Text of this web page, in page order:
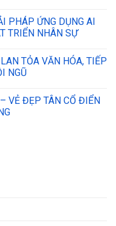
PHÁP ỨNG DỤNG AI
TRIỂN NHÂN SỰ
TỎA VĂN HÓA, TIẾP
NGŨ
VẺ ĐẸP TÂN CỔ ĐIỂN